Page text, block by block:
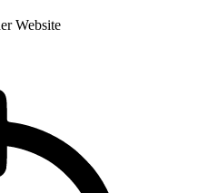
Website